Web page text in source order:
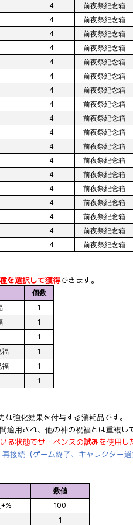
4 前夜祭紀念箱
4 前夜祭紀念箱
4 前夜祭紀念箱
4 前夜祭紀念箱
4 前夜祭紀念箱
4 前夜祭紀念箱
4 前夜祭紀念箱
4 前夜祭紀念箱
4 前夜祭紀念箱
4 前夜祭紀念箱
4 前夜祭紀念箱
4 前夜祭紀念箱
4 前夜祭紀念箱
4 前夜祭紀念箱
4 前夜祭紀念箱
4 前夜祭紀念箱
4 前夜祭紀念箱
4 前夜祭紀念箱
を選択して獲得できます。
個数
1
1
1
福
1
福
1
1
強化効果を付与する消耗品です。
用され、他の神の祝福とは重複し
る状態でサーペンスの試みを使用し
再接続（ゲーム終了、キャラクター
数値
+%
100
1